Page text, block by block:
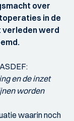
over
in de
verleden werd
en de inzet
worden
waarin noch